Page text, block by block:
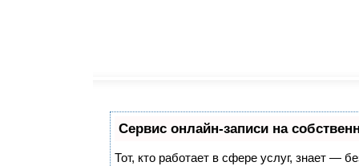
Сервис онлайн-записи на
Тот, кто работает в сфере услуг, знает —